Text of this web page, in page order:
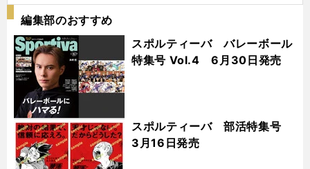
編集部のおすすめ
スポルティーバ バレーボール
特集号 Vol.4 6月30日発売
スポルティーバ 部活特集号
3月16日発売